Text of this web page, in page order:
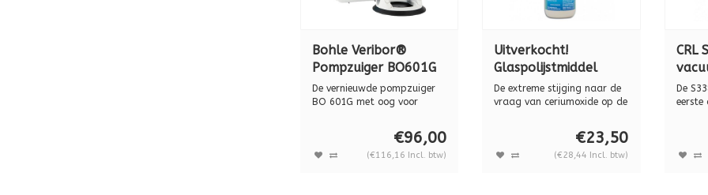
Bohle Veribor®
Pompzuiger BO601G
KUNSTSTOF, 120 kg.
De vernieuwde pompzuiger
BO 601G met oog voor
€96,00
(€116,16 Incl. btw)
Uitverkocht!
Glaspolijstmiddel
Radora Brillant, 500
ml, BO5008003
De extreme stijging naar de
vraag van ceriumoxide op de
€23,50
(€28,44 Incl. btw)
CRL
De
eerste